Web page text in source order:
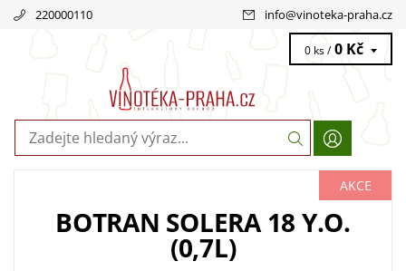
220000110 info@vinoteka-praha.cz
0 ks / 0 Kč
AKCE
BOTRAN SOLERA 18 Y.O.
(0,7L)